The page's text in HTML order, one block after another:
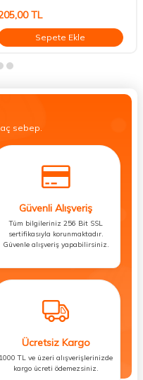
TL
Sepete Ekle
sebep.
Güvenli Alışveriş
Tüm bilgileriniz 256 Bit SSL
sertifikasıyla korunmaktadır.
Güvenle alışveriş yapabilirsiniz.
Ücretsiz Kargo
1000 TL ve üzeri alışverişlerinizde
kargo ücreti ödemezsiniz.